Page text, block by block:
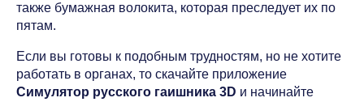
также бумажная волокита, которая преследует их по
пятам.
Если вы готовы к подобным трудностям, но не хотите
работать в органах, то скачайте приложение
Симулятор русского гаишника 3D и начинайте